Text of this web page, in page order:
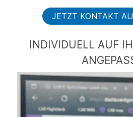
JETZT KONTAKT
INDIVIDUELL AUF